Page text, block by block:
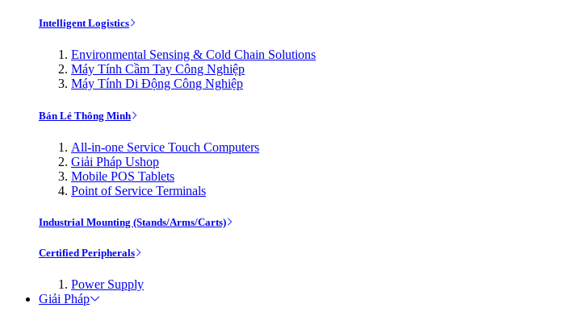
Intelligent Logistics
Environmental Sensing & Cold Chain Solutions
Máy Tính Cầm Tay Công Nghiệp
Máy Tính Di Động Công Nghiệp
Bán Lẻ Thông Minh
All-in-one Service Touch Computers
Giải Pháp Ushop
Mobile POS Tablets
Point of Service Terminals
Industrial Mounting (Stands/Arms/Carts)
Certified Peripherals
Power Supply
Giải Pháp